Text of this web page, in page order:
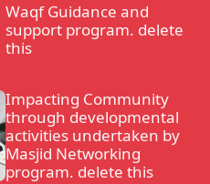
Waqf Guidance and
support program. delete
this
Impacting Community
through developmental
activities undertaken by
Masjid Networking
program. delete this